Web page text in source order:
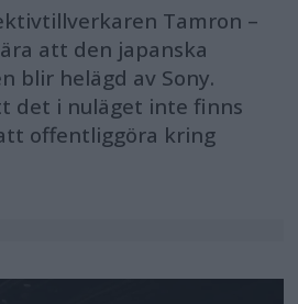
Tamron –
att den japanska
blir helägd av Sony.
det i nuläget inte finns
offentliggöra kring